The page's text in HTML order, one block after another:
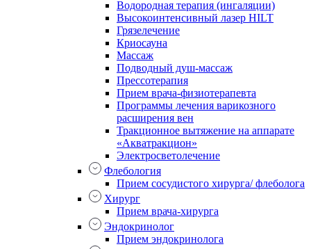
Водородная терапия (ингаляции)
Высокоинтенсивный лазер HILT
Грязелечение
Криосауна
Массаж
Подводный душ-массаж
Прессотерапия
Прием врача-физиотерапевта
Программы лечения варикозного
расширения вен
Тракционное вытяжение на аппарате
«Акватракцион»
Электросветолечение
Флебология
Прием сосудистого хирурга/ флеболога
Хирург
Прием врача-хирурга
Эндокринолог
Прием эндокринолога